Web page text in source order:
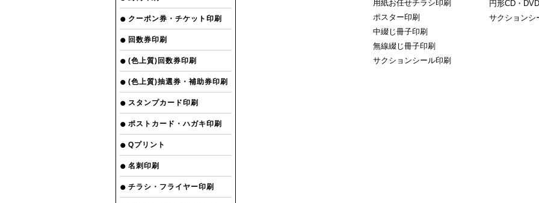
クーポン券・チケット印刷
回数券印刷
(色上質)回数券印刷
(色上質)抽選券・補助券印刷
スタンプカード印刷
ポストカード・ハガキ印刷
Qプリント
名刺印刷
チラシ・フライヤー印刷
用紙お任せチラシ印刷
ポスター印刷
中綴じ冊子印刷
無線綴じ冊子印刷
サクションシール印刷
円形CD・
サクションシ